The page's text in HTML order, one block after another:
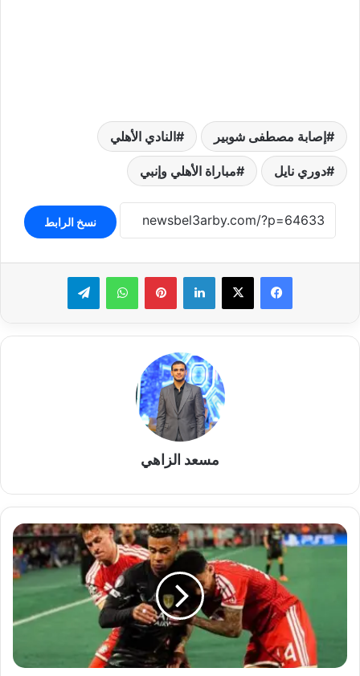
إصابة مصطفى شوبير النادي الأهلي
دوري نايل مباراة الأهلي وإنبي
نسخ الرابط
لينكدإن بينتيريستواتساب تيلقرام
مسعد الزاهي
بايرن
ميونخ
باريس